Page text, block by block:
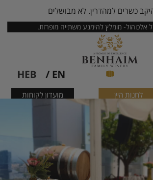
היקב כשרים למהדרין. לא מבושלים
אלכוהול- מומלץ להימנע משתייה מופרזת.
EN /
HEB
לחנות היין מועדון לקוחות